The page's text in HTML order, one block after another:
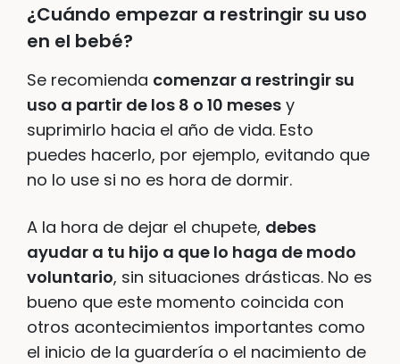
¿Cuándo empezar a restringir su uso
en el bebé?
Se recomienda comenzar a restringir su
uso a partir de los 8 o 10 meses y
suprimirlo hacia el año de vida. Esto
puedes hacerlo, por ejemplo, evitando que
no lo use si no es hora de dormir.
A la hora de dejar el chupete, debes
ayudar a tu hijo a que lo haga de modo
voluntario, sin situaciones drásticas. No es
bueno que este momento coincida con
otros acontecimientos importantes como
el inicio de la guardería o el nacimiento de